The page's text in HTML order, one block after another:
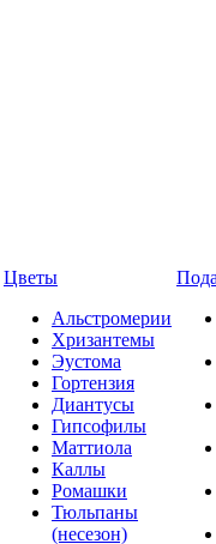
Цветы
Альстромерии
Хризантемы
Эустома
Гортензия
Диантусы
Гипсофилы
Маттиола
Каллы
Ромашки
Тюльпаны
(несезон)